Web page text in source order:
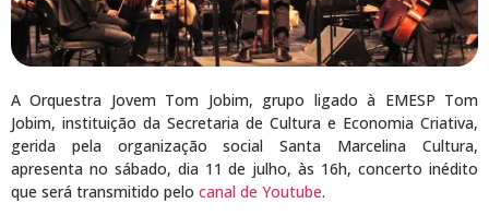
A Orquestra Jovem Tom Jobim, grupo ligado à EMESP Tom
Jobim, instituição da Secretaria de Cultura e Economia Criativa,
gerida pela organização social Santa Marcelina Cultura,
apresenta no sábado, dia 11 de julho, às 16h, concerto inédito
que será transmitido pelo canal de Youtube.